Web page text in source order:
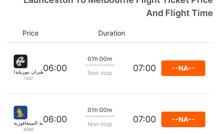
And Flight Time
Duration
Price
طيران نيوزيلندا
7437
06:00
01h 00m
Non stop
07:00 --NA--
الخطوط الجوية السنغافورية
6589
06:00
01h 00m
Non stop
07:00 --NA--